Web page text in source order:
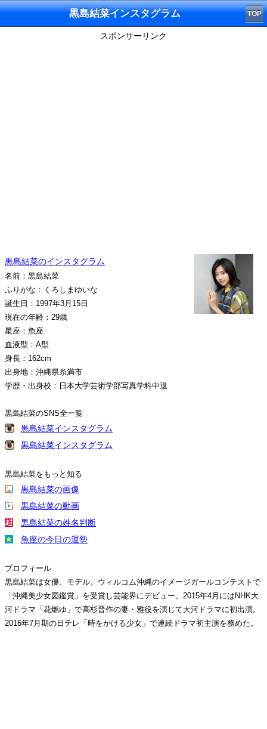
黒島結菜インスタグラム TOP
スポンサーリンク
黒島結菜のインスタグラム
名前：黒島結菜
ふりがな：くろしまゆいな
誕生日：1997年3月15日
現在の年齢：29歳
星座：魚座
血液型：A型
身長：162cm
出身地：沖縄県糸満市
学歴・出身校：日本大学芸術学部写真学科中退
黒島結菜のSNS全一覧
黒島結菜インスタグラム
黒島結菜インスタグラム
黒島結菜をもっと知る
黒島結菜の画像
黒島結菜の動画
黒島結菜の姓名判断
魚座の今日の運勢
プロフィール
黒島結菜は女優、モデル。ウィルコム沖縄のイメージガールコンテストで
「沖縄美少女図鑑賞」を受賞し芸能界にデビュー。2015年4月にはNHK大
河ドラマ「花燃ゆ」で高杉晋作の妻・雅役を演じて大河ドラマに初出演。
2016年7月期の日テレ「時をかける少女」で連続ドラマ初主演を務めた。